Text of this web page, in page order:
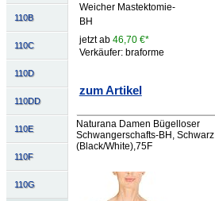
110B
110C
110D
110DD
110E
110F
110G
Weicher Mastektomie-
BH
jetzt ab 46,70 €*
Verkäufer: braforme
zum Artikel
Naturana Damen Bügelloser
Schwangerschafts-BH, Schwarz
(Black/White),75F